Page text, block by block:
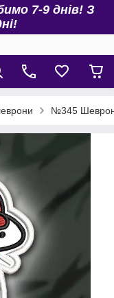
7-9 днів! З
№345